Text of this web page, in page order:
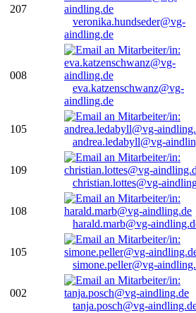
207
veronika.hundseder@vg-
aindling.de
008
eva.katzenschwanz@vg-
aindling.de
105
andrea.ledabyll@vg-
109
christian.lottes@vg-
108
harald.marb@vg-
105
simone.peller@vg-
002
tanja.posch@vg-